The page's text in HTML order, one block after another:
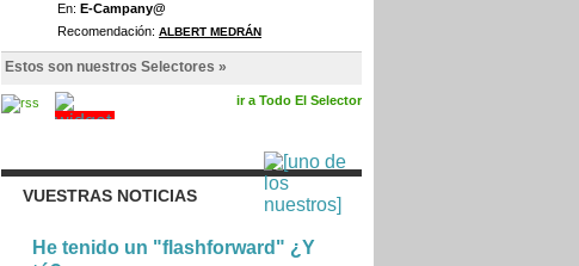
En: E-Campany@
Recomendación: ALBERT MEDRÁN
Estos son nuestros Selectores »
ir a Todo El Selector
VUESTRAS NOTICIAS
He tenido un "flashforward" ¿Y